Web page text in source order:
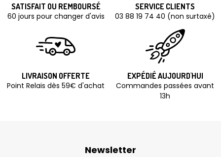
SATISFAIT OU REMBOURSÉ
60 jours pour changer d'avis
SERVICE CLIENTS
03 88 19 74 40 (non surtaxé)
LIVRAISON OFFERTE
Point Relais dès 59€ d'achat
EXPÉDIÉ AUJOURD'HUI
Commandes passées avant
13h
Newsletter